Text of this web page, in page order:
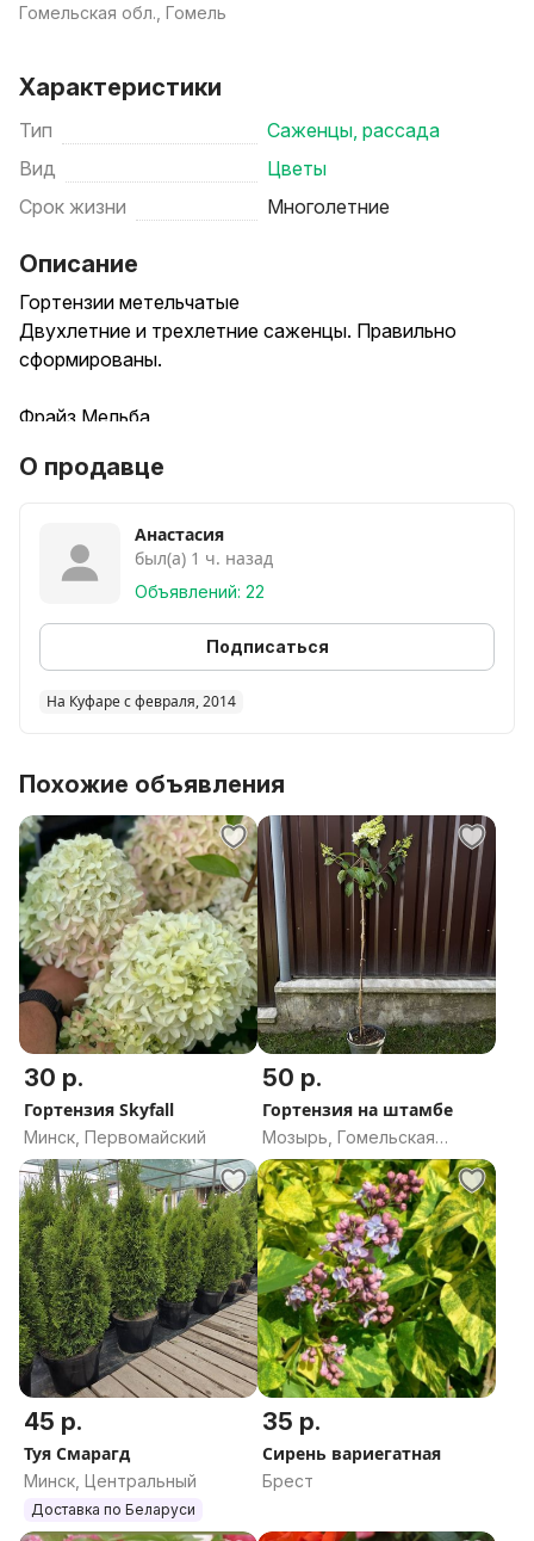
Гомельская обл., Гомель
Характеристики
Тип
Саженцы, рассада
Вид
Цветы
Срок жизни
Многолетние
Описание
Гортензии метельчатые
Двухлетние и трехлетние саженцы. Правильно
сформированы.
Фрайз Мельба
Ванила Фрайз
Горшок 5 литров - 35 рублей
Смотрите другие мои объявления
О продавце
Анастасия
был(а) 1 ч. назад
Объявлений: 22
Подписаться
На Куфаре с февраля, 2014
Похожие объявления
30 р.
Гортензия Skyfall
Минск, Первомайский
50 р.
Гортензия на штамбе
Мозырь, Гомельская
область
45 р.
Туя Смарагд
Минск, Центральный
Доставка по Беларуси
35 р.
Сирень вариегатная
Брест